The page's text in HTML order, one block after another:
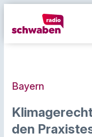
Bayern
den